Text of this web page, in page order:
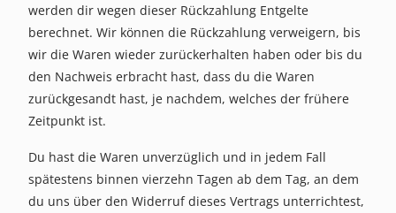
werden dir wegen dieser Rückzahlung Entgelte
berechnet. Wir können die Rückzahlung verweigern, bis
wir die Waren wieder zurückerhalten haben oder bis du
den Nachweis erbracht hast, dass du die Waren
zurückgesandt hast, je nachdem, welches der frühere
Zeitpunkt ist.
Du hast die Waren unverzüglich und in jedem Fall
spätestens binnen vierzehn Tagen ab dem Tag, an dem
du uns über den Widerruf dieses Vertrags unterrichtest,